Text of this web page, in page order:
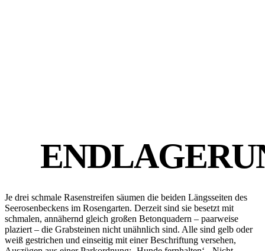
Je drei schmale Rasenstreifen säumen die beiden Längsseiten des
Seerosenbeckens im Rosengarten. Derzeit sind sie besetzt mit
schmalen, annähernd gleich großen Betonquadern – paarweise
plaziert – die Grabsteinen nicht unähnlich sind. Alle sind gelb oder
weiß gestrichen und einseitig mit einer Beschriftung versehen,